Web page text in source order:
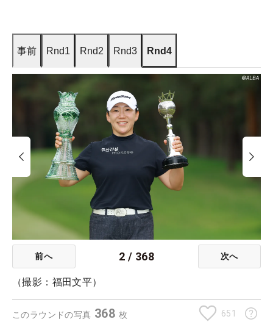
事前 Rnd1 Rnd2 Rnd3 Rnd4
前へ 2 / 368 次へ
（撮影：福田文平）
このラウンドの写真 368 枚 651